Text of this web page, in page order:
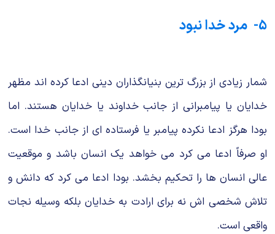
5- مرد خدا نبود
شمار زیادی از بزرگ ترین بنیانگذاران دینی ادعا کرده اند مظهر
خدایان یا پیامبرانی از جانب خداوند یا خدایان هستند. اما
بودا هرگز ادعا نکرده پیامبر یا فرستاده ای از جانب خدا است.
او صرفاً ادعا می کرد می خواهد یک انسان باشد و موقعیت
عالی انسان ها را تحکیم بخشد. بودا ادعا می کرد که دانش و
تلاش شخصی اش نه برای ارادت به خدایان بلکه وسیله نجات
واقعی است.